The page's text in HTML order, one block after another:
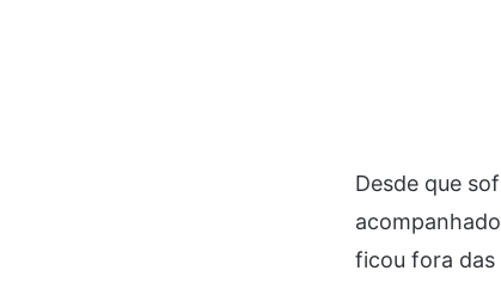
Desde que
ficou fora das